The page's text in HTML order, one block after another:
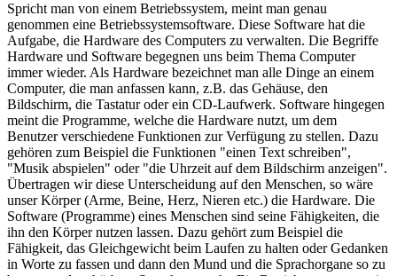
Spricht man von einem Betriebssystem, meint man genau
genommen eine Betriebssystemsoftware. Diese Software hat die
Aufgabe, die Hardware des Computers zu verwalten. Die Begriffe
Hardware und Software begegnen uns beim Thema Computer
immer wieder. Als Hardware bezeichnet man alle Dinge an einem
Computer, die man anfassen kann, z.B. das Gehäuse, den
Bildschirm, die Tastatur oder ein CD-Laufwerk. Software hingegen
meint die Programme, welche die Hardware nutzt, um dem
Benutzer verschiedene Funktionen zur Verfügung zu stellen. Dazu
gehören zum Beispiel die Funktionen "einen Text schreiben",
"Musik abspielen" oder "die Uhrzeit auf dem Bildschirm anzeigen".
Übertragen wir diese Unterscheidung auf den Menschen, so wäre
unser Körper (Arme, Beine, Herz, Nieren etc.) die Hardware. Die
Software (Programme) eines Menschen sind seine Fähigkeiten, die
ihn den Körper nutzen lassen. Dazu gehört zum Beispiel die
Fähigkeit, das Gleichgewicht beim Laufen zu halten oder Gedanken
in Worte zu fassen und dann den Mund und die Sprachorgane so zu